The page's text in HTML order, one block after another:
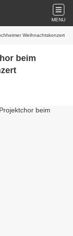
MENU
Weihnachtskonzert
beim